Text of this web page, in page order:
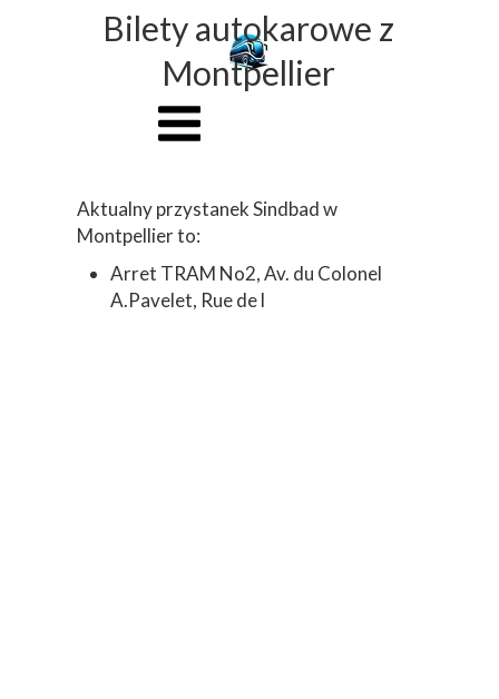
Aktualny przystanek Sindbad w
Montpellier to:
Arret TRAM No2, Av. du Colonel
A.Pavelet, Rue de l
Bilety autokarowe z
Montpellier